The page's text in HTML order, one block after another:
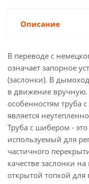
Описание
В переводе с
означает запорное
(заслонки). В
в движение
особенностям труба
является
Труба с шибером -
используемый для
частичного
качестве заслонки
открытой топкой для